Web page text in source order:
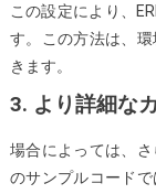
この設定により、
す。この方法は、
きます。
3. より詳細な
場合によっては、
のサンプルコード